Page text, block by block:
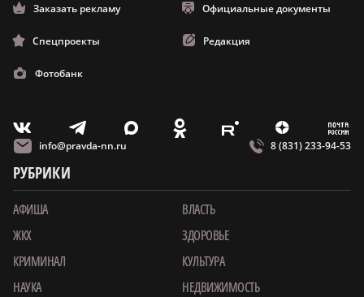
Заказать рекламу Официальные документы
Спецпроекты Редакция
Фотобанк
V T X O E Z m
info@pravda-nn.ru 8 (831) 233-94-53
РУБРИКИ
АФИША
ВЛАСТЬ
ЖКХ
ЗДОРОВЬЕ
КРИМИНАЛ
КУЛЬТУРА
НАУКА
НЕДВИЖИМОСТЬ